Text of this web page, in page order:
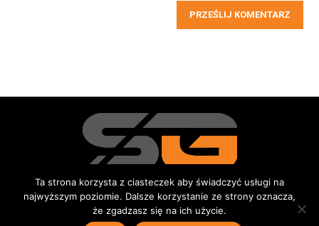
PRZEŚLIJ KOMENTARZ
Redakcja Kontakt Reklama Do pobrania
Ta strona korzysta z ciasteczek aby świadczyć usługi na
najwyższym poziomie. Dalsze korzystanie ze strony oznacza,
że zgadzasz się na ich użycie.